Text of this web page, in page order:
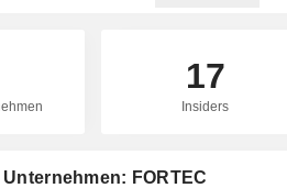
17
Insiders
FORTEC